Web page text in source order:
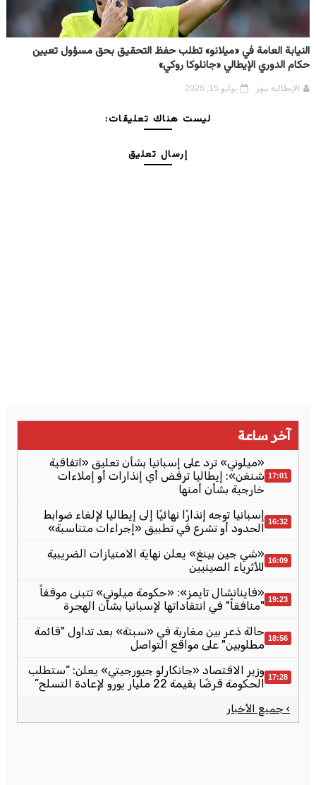
النيابة العامة في «ميلانو» تطلب حفظ التحقيق بحق مسؤول تعيين
حكام الدوري الإيطالي «جانلوكا روكي»
الإيطالية نيوز يوليو 15, 2026
ليست هناك تعليقات:
إرسال تعليق
آخر ساعة
17:01
«ميلوني» ترد على إسبانيا بشأن تعليق «اتفاقية
شنغن»: إيطاليا ترفض أي إنذارات أو إملاءات
خارجية بشأن أمنها
16:32 إسبانيا توجه إنذارًا نهائيًا إلى إيطاليا لإلغاء ضوابط
الحدود أو تشرع في تطبيق «إجراءات متناسبة»
16:09 «شي جين بينغ» يعلن نهاية الامتيازات الضريبية
للأثرياء الصينيين
19:23 «فاينانشال تايمز»: «حكومة ميلوني» تتبنى موقفاً
"منافقاً" في انتقاداتها لإسبانيا بشأن الهجرة
18:56 حالة ذعر بين مغاربة في «سبتة» بعد تداول "قائمة
مطلوبين" على مواقع التواصل
17:28 وزير الاقتصاد «جانكارلو جيورجيتي» يعلن: “ستطلب
الحكومة قرضًا بقيمة 22 مليار يورو لإعادة التسلح”
› جميع الأخبار